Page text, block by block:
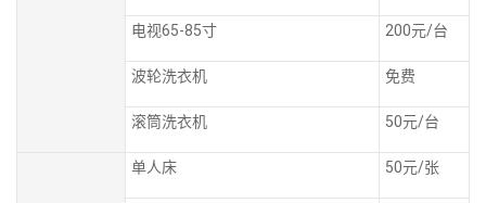
电视65-85寸 200元/台
波轮洗衣机 免费
滚筒洗衣机 50元/台
单人床 50元/张